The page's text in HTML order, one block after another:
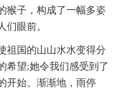
猴子，构成了一幅多姿
们眼前。
祖国的山山水水变得分
希望;她令我们感受到了
开始。渐渐地，雨停